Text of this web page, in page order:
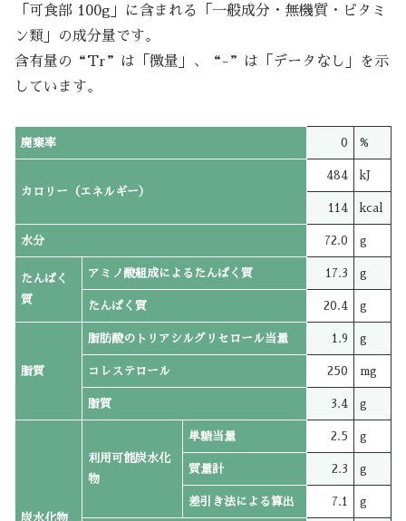
「可食部 100g」に含まれる「一般成分・無機質・ビタミ
ン類」の成分量です。
含有量の“Tr”は「微量」、“-”は「データなし」を示
しています。
廃棄率 0 %
カロリー（エネルギー）
484 kJ
114 kcal
水分 72.0 g
たんぱく
質
アミノ酸組成によるたんぱく質 17.3 g
たんぱく質 20.4 g
脂質
脂肪酸のトリアシルグリセロール当量 1.9 g
コレステロール 250 mg
脂質 3.4 g
炭水化物
利用可能炭水化
物
単糖当量 2.5 g
質量計 2.3 g
差引き法による算出 7.1 g